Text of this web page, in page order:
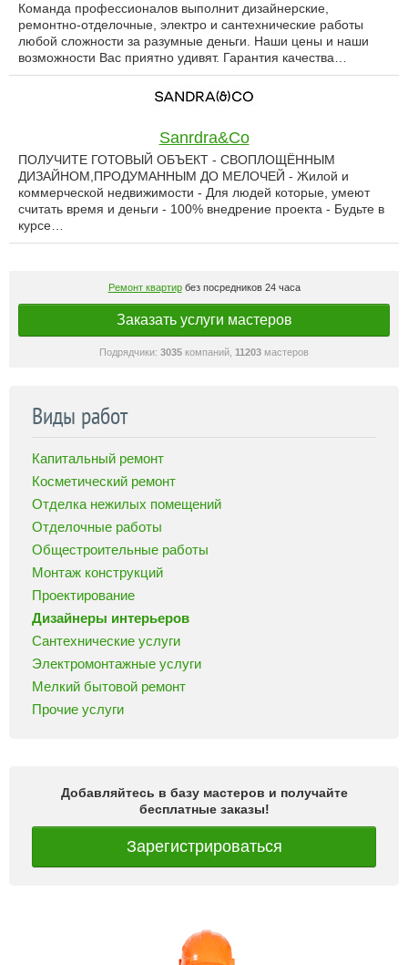
Команда профессионалов выполнит дизайнерские,
ремонтно-отделочные, электро и сантехнические работы
любой сложности за разумные деньги. Наши цены и наши
возможности Вас приятно удивят. Гарантия качества…
Sanrdra&Co
ПОЛУЧИТЕ ГОТОВЫЙ ОБЪЕКТ - СВОПЛОЩЁННЫМ
ДИЗАЙНОМ,ПРОДУМАННЫМ ДО МЕЛОЧЕЙ - Жилой и
коммерческой недвижимости - Для людей которые, умеют
считать время и деньги - 100% внедрение проекта - Будьте в
курсе…
Ремонт квартирбез посредников 24 часа
Заказать услуги мастеров
Подрядчики: 3035 компаний, 11203 мастеров
Виды работ
Капитальный ремонт
Косметический ремонт
Отделка нежилых помещений
Отделочные работы
Общестроительные работы
Монтаж конструкций
Проектирование
Дизайнеры интерьеров
Сантехнические услуги
Электромонтажные услуги
Мелкий бытовой ремонт
Прочие услуги
Добавляйтесь в базу мастеров и получайте
бесплатные заказы!
Зарегистрироваться